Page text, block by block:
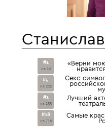
#1
из 19
«Верни
#4
из 222
Секс-
#1
из 155
Лучший
#18
из 716
Самые